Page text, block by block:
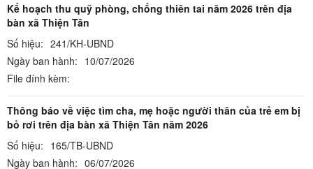
Kế hoạch thu quỹ phòng, chống thiên tai năm 2026 trên địa
bàn xã Thiện Tân
Số hiệu: 241/KH-UBND
Ngày ban hành: 10/07/2026
File đính kèm:
Thông báo về việc tìm cha, mẹ hoặc người thân của trẻ em bị
bỏ rơi trên địa bàn xã Thiện Tân năm 2026
Số hiệu: 165/TB-UBND
Ngày ban hành: 06/07/2026